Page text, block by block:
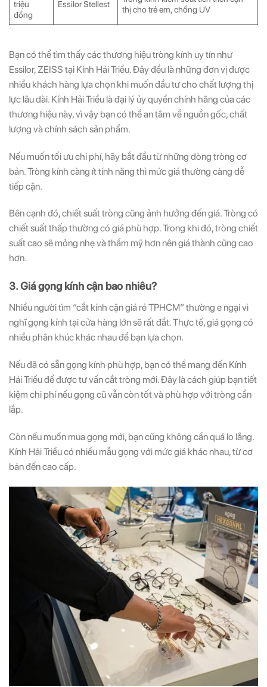
triệu
đồng
Essilor Stellest
thị cho trẻ em, chống UV
Bạn có thể tìm thấy các thương hiệu tròng kính uy tín như
Essilor, ZEISS tại Kính Hải Triều. Đây đều là những đơn vị được
nhiều khách hàng lựa chọn khi muốn đầu tư cho chất lượng thị
lực lâu dài. Kính Hải Triều là đại lý ủy quyền chính hãng của các
thương hiệu này, vì vậy bạn có thể an tâm về nguồn gốc, chất
lượng và chính sách sản phẩm.
Nếu muốn tối ưu chi phí, hãy bắt đầu từ những dòng tròng cơ
bản. Tròng kính càng ít tính năng thì mức giá thường càng dễ
tiếp cận.
Bên cạnh đó, chiết suất tròng cũng ảnh hưởng đến giá. Tròng có
chiết suất thấp thường có giá phù hợp. Trong khi đó, tròng chiết
suất cao sẽ mỏng nhẹ và thẩm mỹ hơn nên giá thành cũng cao
hơn.
3. Giá gọng kính cận bao nhiêu?
Nhiều người tìm “cắt kính cận giá rẻ TPHCM” thường e ngại vì
nghĩ gọng kính tại cửa hàng lớn sẽ rất đắt. Thực tế, giá gọng có
nhiều phân khúc khác nhau để bạn lựa chọn.
Nếu đã có sẵn gọng kính phù hợp, bạn có thể mang đến Kính
Hải Triều để được tư vấn cắt tròng mới. Đây là cách giúp bạn tiết
kiệm chi phí nếu gọng cũ vẫn còn tốt và phù hợp với tròng cần
lắp.
Còn nếu muốn mua gọng mới, bạn cũng không cần quá lo lắng.
Kính Hải Triều có nhiều mẫu gọng với mức giá khác nhau, từ cơ
bản đến cao cấp.